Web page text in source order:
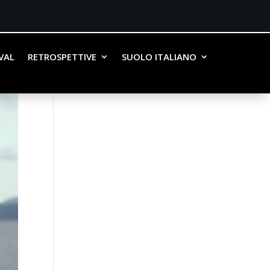
RETROSPETTIVE SUOLO ITALIANO